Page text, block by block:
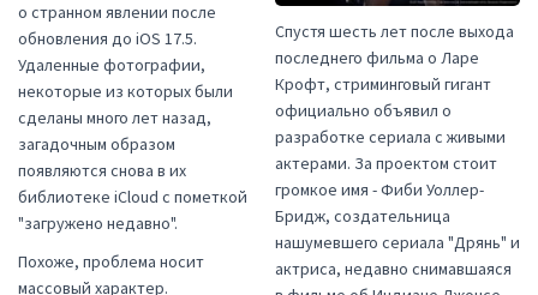
о странном явлении после
обновления до iOS 17.5.
Удаленные фотографии,
некоторые из которых были
сделаны много лет назад,
загадочным образом
появляются снова в их
библиотеке iCloud с пометкой
"загружено недавно".
Похоже, проблема носит
массовый характер.
Спустя шесть лет после выхода
последнего фильма о Ларе
Крофт, стриминговый гигант
официально объявил о
разработке сериала с живыми
актерами. За проектом стоит
громкое имя - Фиби Уоллер-
Бридж, создательница
нашумевшего сериала "Дрянь" и
актриса, недавно снимавшаяся